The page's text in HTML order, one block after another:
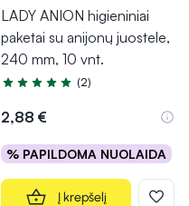
LADY ANION higieniniai
paketai su anijonų juostele,
240 mm, 10 vnt.
Įvertinimas 5.0 iš 5
(2)
2,88 €
% PAPILDOMA NUOLAIDA
Į krepšelį